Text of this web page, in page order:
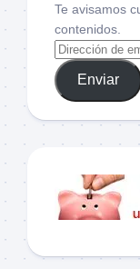
Te avisamos
contenidos.
Enviar